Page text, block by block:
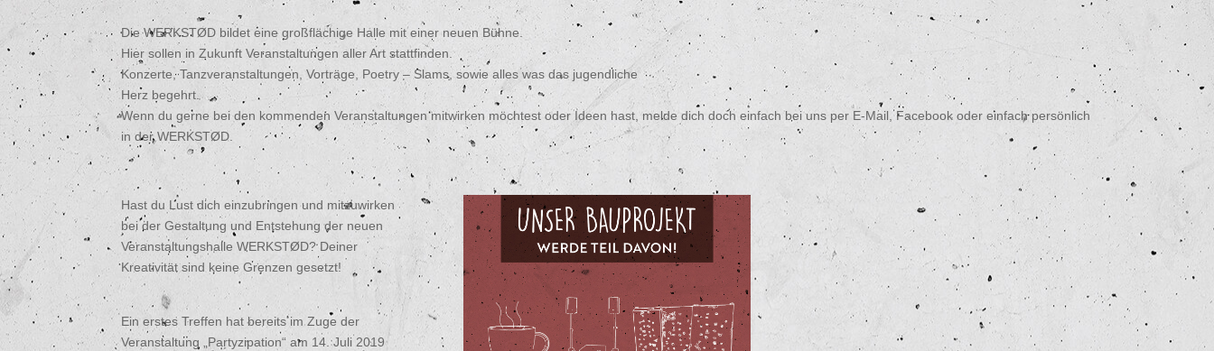
Die WERKSTØD bildet eine großflächige Halle mit einer neuen Bühne.
Hier sollen in Zukunft Veranstaltungen aller Art stattfinden.
Konzerte, Tanzveranstaltungen, Vorträge, Poetry – Slams, sowie alles was das jugendliche
Herz begehrt.
Wenn du gerne bei den kommenden Veranstaltungen mitwirken möchtest oder Ideen hast, melde dich doch einfach bei uns per E-Mail, Facebook oder einfach persönlich
in der WERKSTØD.
Hast du Lust dich einzubringen und mitzuwirken
bei der Gestaltung und Entstehung der neuen
Veranstaltungshalle WERKSTØD? Deiner
Kreativität sind keine Grenzen gesetzt!
Ein erstes Treffen hat bereits im Zuge der
Veranstaltung „Partyzipation“ am 14. Juli 2019